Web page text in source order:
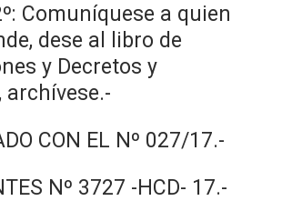
Comuníquese a quien
dese al libro de
y Decretos y
archívese.-
CON EL Nº 027/17.-
Nº 3727 -HCD- 17.-